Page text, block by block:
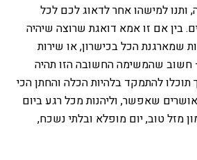
ותנו למישהו אחר לדאוג לכם לכל
בין אם זו אמא דואגת שרוצה שיהיה
שמארגנת הכל בכישרון, או שירות
– חשוב שהמשימה החשובה הזו תהיה
תוכלו להתמקד בלהיות הכלה והחתן הכי
שאפשר, וליהנות מכל רגע ביום
מזל טוב, יום מופלא ובלתי נשכח,